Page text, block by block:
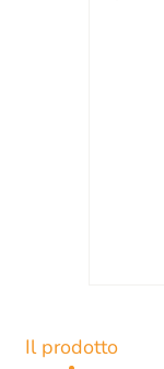
Il prodotto